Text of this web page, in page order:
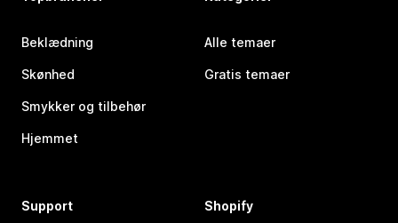
Beklædning
Skønhed
Smykker og tilbehør
Hjemmet
Alle temaer
Gratis temaer
Support Shopify